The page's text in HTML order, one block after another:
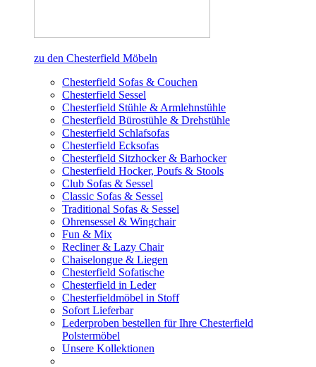
zu den Chesterfield Möbeln
Chesterfield Sofas & Couchen
Chesterfield Sessel
Chesterfield Stühle & Armlehnstühle
Chesterfield Bürostühle & Drehstühle
Chesterfield Schlafsofas
Chesterfield Ecksofas
Chesterfield Sitzhocker & Barhocker
Chesterfield Hocker, Poufs & Stools
Club Sofas & Sessel
Classic Sofas & Sessel
Traditional Sofas & Sessel
Ohrensessel & Wingchair
Fun & Mix
Recliner & Lazy Chair
Chaiselongue & Liegen
Chesterfield Sofatische
Chesterfield in Leder
Chesterfieldmöbel in Stoff
Sofort Lieferbar
Lederproben bestellen für Ihre Chesterfield
Polstermöbel
Unsere Kollektionen